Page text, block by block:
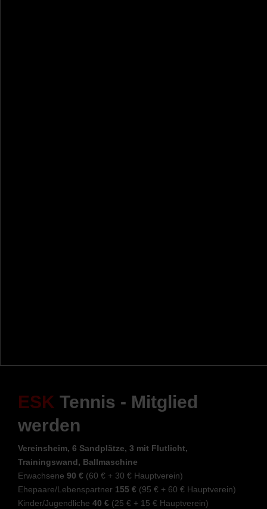
ESK Tennis - Mitglied
werden
Vereinsheim, 6 Sandplätze, 3 mit Flutlicht,
Trainingswand, Ballmaschine
Erwachsene 90 € (60 € + 30 € Hauptverein)
Ehepaare/Lebenspartner 155 € (95 € + 60 € Hauptverein)
Kinder/Jugendliche 40 € (25 € + 15 € Hauptverein)